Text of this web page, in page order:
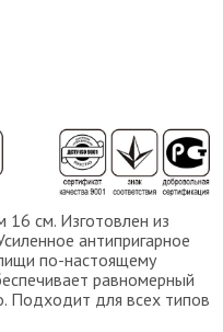
16 см. Изготовлен из
антипригарное
по-настоящему
равномерный
Подходит для всех типов